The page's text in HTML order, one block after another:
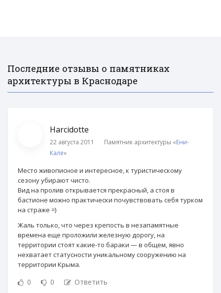
Последние отзывы о памятниках
архитектуры в Краснодаре
Harcidotte
22 августа 2011 Памятник архитектуры «Ени-
Кале»
Место живописное и интересное, к туристическому
сезону убирают чисто.
Вид на пролив открывается прекрасный, а стоя в
бастионе можно практически почувствовать себя турком
на страже =)
Жаль только, что через крепость в незапамятные
времена еще проложили железную дорогу, на
территории стоят какие-то бараки — в общем, явно
нехватает статусности уникальному сооружению на
территории Крыма.
0 0 Ответить